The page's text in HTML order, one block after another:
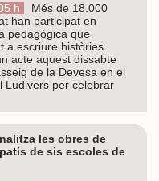
h
Més de 18.000
han participat en
pedagògica que
a escriure històries.
acte aquest dissabte
de la Devesa en el
Ludivers per celebrar
les obres de
de sis escoles de